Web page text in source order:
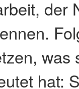
der
was
hat: